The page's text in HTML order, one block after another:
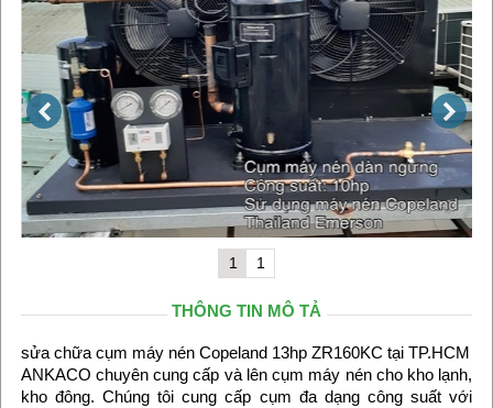
1 1
THÔNG TIN MÔ TẢ
sửa chữa cụm máy nén Copeland 13hp ZR160KC tại TP.HCM
ANKACO chuyên cung cấp và lên cụm máy nén cho kho lạnh,
kho đông. Chúng tôi cung cấp cụm đa dạng công suất với